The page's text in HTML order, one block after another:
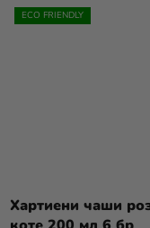
ECO FRIENDLY
Хартиени чаши